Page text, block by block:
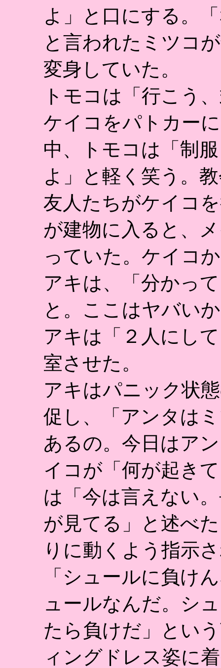
よ」と口にする。
と言われたミツコ
変身していた。
トモコは「行こう
ケイコをパトカー
中、トモコは「制
よ」と軽く笑う。
友人たちがケイコ
が建物に入ると、
っていた。ケイコ
アキは、「分かっ
と。ここはヤバい
アキは「２人にし
室させた。
アキはパニック状
促し、「アンタは
あるの。今日はア
イコが「何が起き
は「今は言えない
が見てる」と述べ
りに動くよう指示
「シュールに負け
ュールなんだ。シ
たら負けだ」とい
ィングドレス姿に